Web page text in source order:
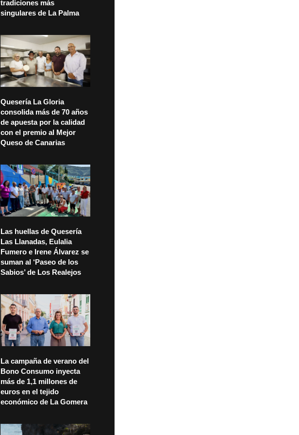
tradiciones más
singulares de La Palma
Quesería La Gloria
consolida más de 70 años
de apuesta por la calidad
con el premio al Mejor
Queso de Canarias
Las huellas de Quesería
Las Llanadas, Eulalia
Fumero e Irene Álvarez se
suman al ‘Paseo de los
Sabios’ de Los Realejos
La campaña de verano del
Bono Consumo inyecta
más de 1,1 millones de
euros en el tejido
económico de La Gomera